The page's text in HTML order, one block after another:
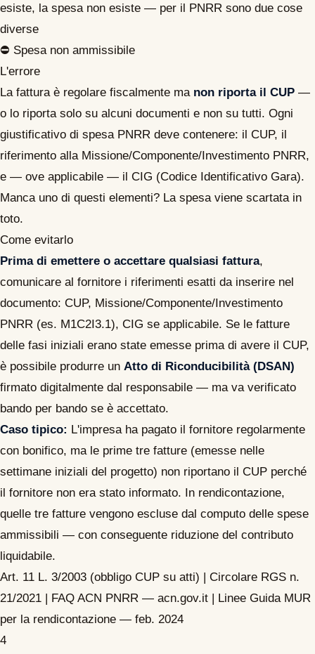
esiste, la spesa non esiste — per il PNRR sono due cose
diverse
⛔ Spesa non ammissibile
L'errore
La fattura è regolare fiscalmente ma non riporta il CUP —
o lo riporta solo su alcuni documenti e non su tutti. Ogni
giustificativo di spesa PNRR deve contenere: il CUP, il
riferimento alla Missione/Componente/Investimento PNRR,
e — ove applicabile — il CIG (Codice Identificativo Gara).
Manca uno di questi elementi? La spesa viene scartata in
toto.
Come evitarlo
Prima di emettere o accettare qualsiasi fattura,
comunicare al fornitore i riferimenti esatti da inserire nel
documento: CUP, Missione/Componente/Investimento
PNRR (es. M1C2I3.1), CIG se applicabile. Se le fatture
delle fasi iniziali erano state emesse prima di avere il CUP,
è possibile produrre un Atto di Riconducibilità (DSAN)
firmato digitalmente dal responsabile — ma va verificato
bando per bando se è accettato.
Caso tipico: L'impresa ha pagato il fornitore regolarmente
con bonifico, ma le prime tre fatture (emesse nelle
settimane iniziali del progetto) non riportano il CUP perché
il fornitore non era stato informato. In rendicontazione,
quelle tre fatture vengono escluse dal computo delle spese
ammissibili — con conseguente riduzione del contributo
liquidabile.
Art. 11 L. 3/2003 (obbligo CUP su atti) | Circolare RGS n.
21/2021 | FAQ ACN PNRR — acn.gov.it | Linee Guida MUR
per la rendicontazione — feb. 2024
4